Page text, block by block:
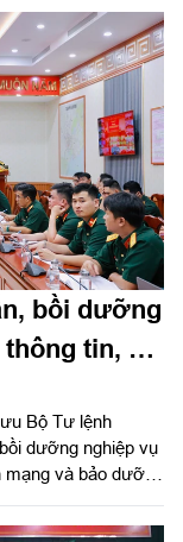
tướng, PGS, TS
lược Quốc
TS Hoàng Văn
phó Chủ tịch Hội
bồi dưỡng
tin, an
Bộ Tư lệnh
dưỡng nghiệp vụ
và bảo dưỡng